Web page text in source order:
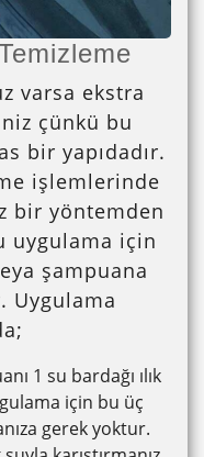
varsa ekstra
çünkü bu
bir yapıdadır.
işlemlerinde
bir yöntemden
uygulama için
şampuana
Uygulama
1 su bardağı ılık
için bu üç
gerek yoktur.